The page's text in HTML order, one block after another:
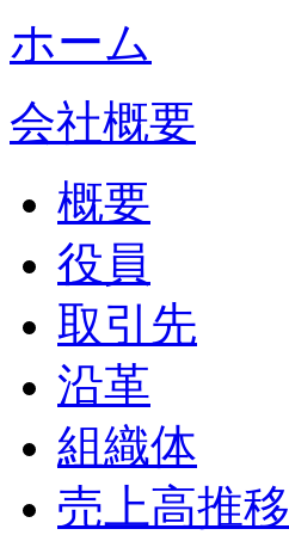
ホーム
会社概要
概要
役員
取引先
沿革
組織体
売上高推移